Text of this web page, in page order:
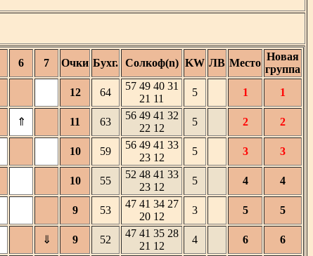
6 7 Очки Бухг. Солкоф(n) KW ЛВ Место
Новая
группа
12 64
57 49 40 31
21 11
5 1 1
⇑ 11 63
56 49 41 32
22 12
5 2 2
10 59
56 49 41 33
23 12
5 3 3
10 55
52 48 41 33
23 12
5 4 4
9 53
47 41 34 27
20 12
3 5 5
⇓ 9 52
47 41 35 28
21 12
4 6 6